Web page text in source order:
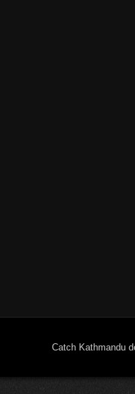
Catch Kathmandu